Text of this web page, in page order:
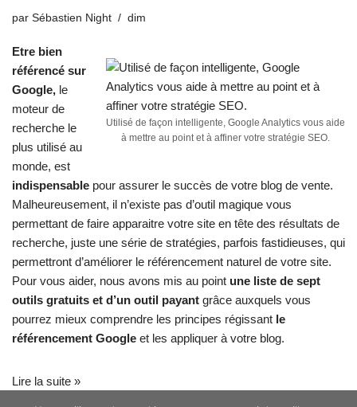
par Sébastien Night dim
Utilisé de façon intelligente, Google Analytics vous aide
à mettre au point et à affiner votre stratégie SEO.
Etre bien
référencé sur
Google, le
moteur de
recherche le
plus utilisé au
monde, est
indispensable pour assurer le succès de votre blog de vente.
Malheureusement, il n’existe pas d’outil magique vous
permettant de faire apparaitre votre site en tête des résultats de
recherche, juste une série de stratégies, parfois fastidieuses, qui
permettront d’améliorer le référencement naturel de votre site.
Pour vous aider, nous avons mis au point une liste de sept
outils gratuits et d’un outil payant grâce auxquels vous
pourrez mieux comprendre les principes régissant le
référencement Google et les appliquer à votre blog.
Lire la suite »